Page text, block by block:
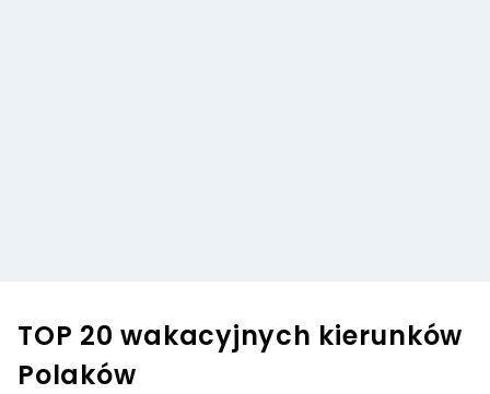
TOP 20 wakacyjnych kierunków
Polaków